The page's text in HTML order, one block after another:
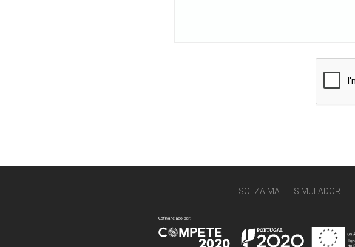
SOLZAIMA SIMULADOR